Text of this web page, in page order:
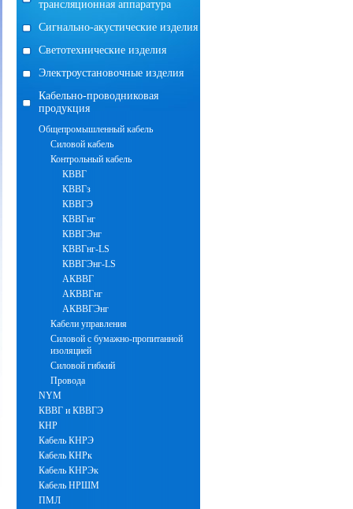
трансляционная аппаратура
Сигнально-акустические изделия
Светотехнические изделия
Электроустановочные изделия
Кабельно-проводниковая
продукция
Общепромышленный кабель
Силовой кабель
Контрольный кабель
КВВГ
КВВГз
КВВГЭ
КВВГнг
КВВГЭнг
КВВГнг-LS
КВВГЭнг-LS
АКВВГ
АКВВГнг
АКВВГЭнг
Кабели управления
Силовой с бумажно-пропитанной
изоляцией
Силовой гибкий
Провода
NYM
КВВГ и КВВГЭ
КНР
Кабель КНРЭ
Кабель КНРк
Кабель КНРЭк
Кабель НРШМ
ПМЛ